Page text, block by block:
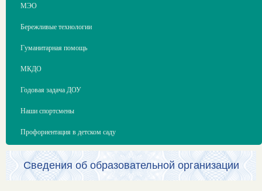
МЭО
Бережливые технологии
Гуманитарная помощь
МКДО
Годовая задача ДОУ
Наши спортсмены
Профориентация в детском саду
Сведения об образовательной организации